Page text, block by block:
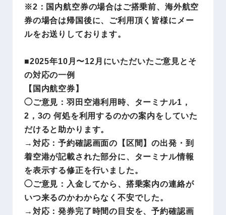
※2：国内航空券の場合はご搭乗前、海外航空
券の場合は帰国後に、ご利用頂く皆様にメー
ルをお送りしております。
■2025年10月〜12月にいただいたご意見とそ
の対応の一例
【国内航空券】
◯ご意見：羽田空港利用時、ターミナル1，
2，3の 何処を利用するのかの案内をしていた
だけると助かります。
→対応：予約確認画面の【区間】の出発・到
着空港が記載された部分に、ターミナル情報
を表示する修正を行いました。
◯ご意見：入金してから、搭乗案内の連絡が
いつ来るのかわからなく不安でした。
→対応：発券完了時間の目安を、予約確認画